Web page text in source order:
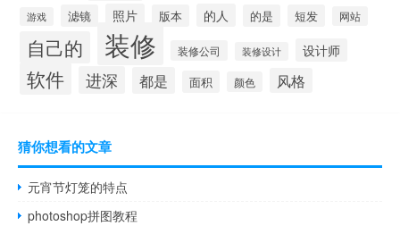
游戏 滤镜 照片 版本 的人 的是 短发 网站
自己的 装修 装修公司 装修设计 设计师
软件 进深 都是 面积 颜色 风格
猜你想看的文章
元宵节灯笼的特点
photoshop拼图教程